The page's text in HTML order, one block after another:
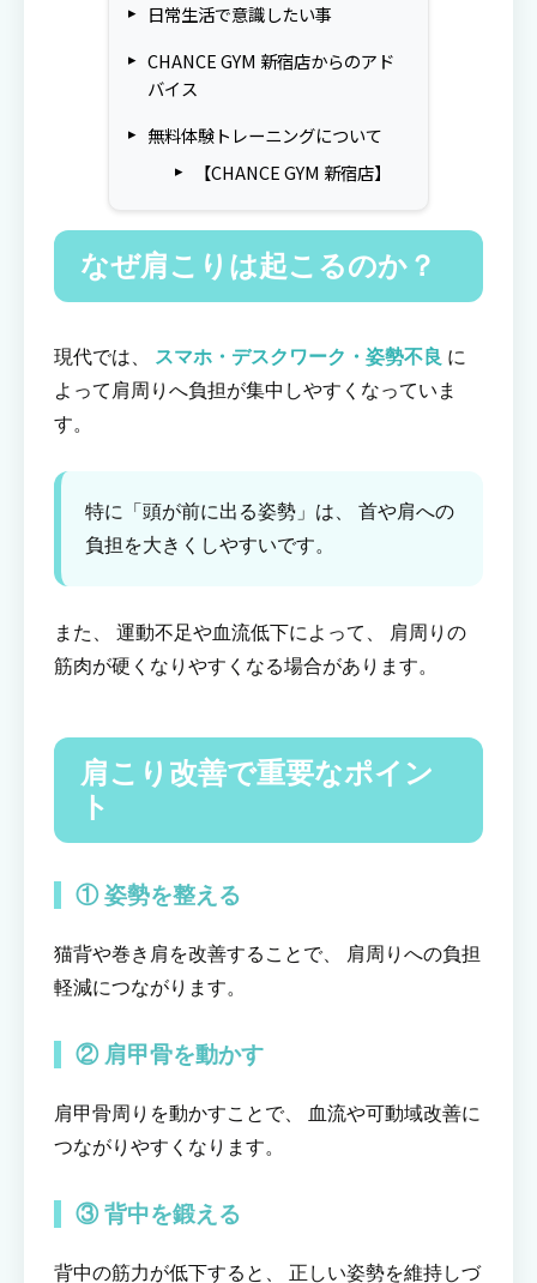
日常生活で意識したい事
CHANCE GYM 新宿店からのアド
バイス
無料体験トレーニングについて
【CHANCE GYM 新宿店】
なぜ肩こりは起こるのか？
現代では、 スマホ・デスクワーク・姿勢不良 に
よって肩周りへ負担が集中しやすくなっていま
す。
特に「頭が前に出る姿勢」は、 首や肩への
負担を大きくしやすいです。
また、 運動不足や血流低下によって、 肩周りの
筋肉が硬くなりやすくなる場合があります。
肩こり改善で重要なポイン
ト
① 姿勢を整える
猫背や巻き肩を改善することで、 肩周りへの負担
軽減につながります。
② 肩甲骨を動かす
肩甲骨周りを動かすことで、 血流や可動域改善に
つながりやすくなります。
③ 背中を鍛える
背中の筋力が低下すると、 正しい姿勢を維持しづ